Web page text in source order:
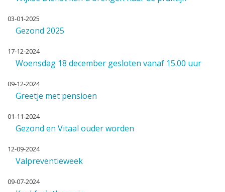
03-01-2025
Gezond 2025
17-12-2024
Woensdag 18 december gesloten vanaf 15.00 uur
09-12-2024
Greetje met pensioen
01-11-2024
Gezond en Vitaal ouder worden
12-09-2024
Valpreventieweek
09-07-2024